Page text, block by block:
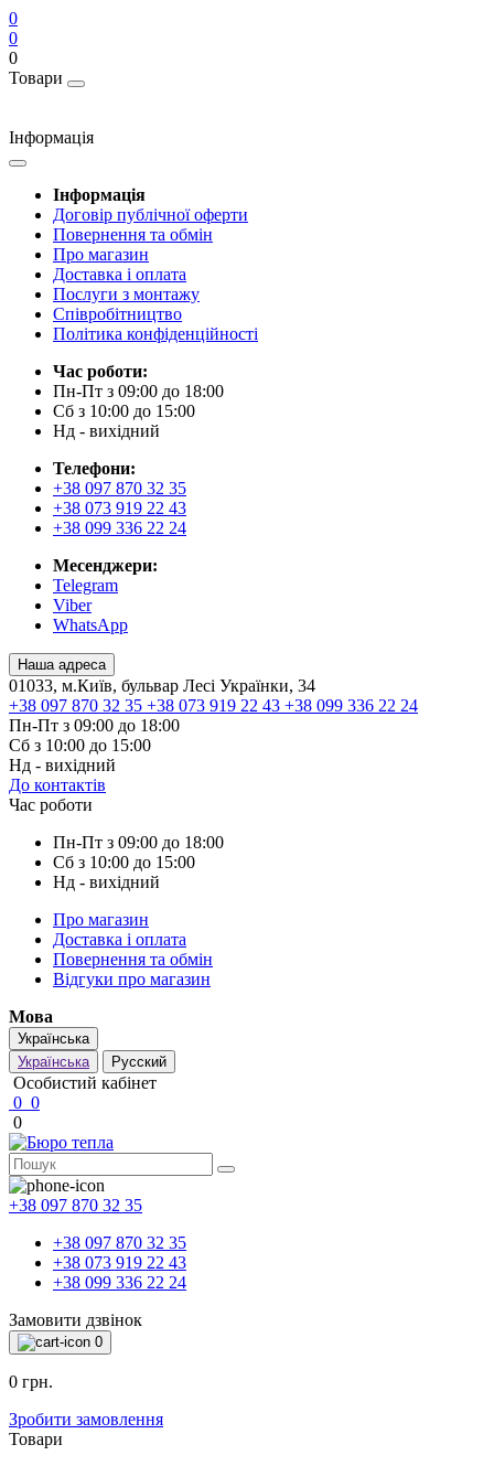
0
0
0
Товари
Інформація
Інформація
Договір публічної оферти
Повернення та обмін
Про магазин
Доставка і оплата
Послуги з монтажу
Співробітництво
Політика конфіденційності
Час роботи:
Пн-Пт з 09:00 до 18:00
Сб з 10:00 до 15:00
Нд - вихідний
Телефони:
+38 097 870 32 35
+38 073 919 22 43
+38 099 336 22 24
Месенджери:
Telegram
Viber
WhatsApp
Наша адреса
01033, м.Київ, бульвар Лесі Українки, 34
+38 097 870 32 35 +38 073 919 22 43 +38 099 336 22 24
Пн-Пт з 09:00 до 18:00
Сб з 10:00 до 15:00
Нд - вихідний
До контактів
Час роботи
Пн-Пт з 09:00 до 18:00
Сб з 10:00 до 15:00
Нд - вихідний
Про магазин
Доставка і оплата
Повернення та обмін
Відгуки про магазин
Мова
Українська
Українська
Русский
Особистий кабінет
0 0
0
+38 097 870 32 35
+38 097 870 32 35
+38 073 919 22 43
+38 099 336 22 24
Замовити дзвінок
0
0 грн.
Зробити замовлення
Товари